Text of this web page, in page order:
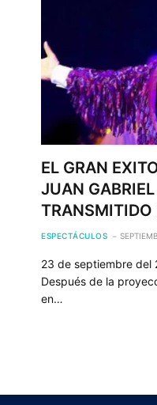
EL GRAN
JUAN
TRANSMITIDO
ESPECTÁCULOS
23 de septiembre del
Después de la
en…